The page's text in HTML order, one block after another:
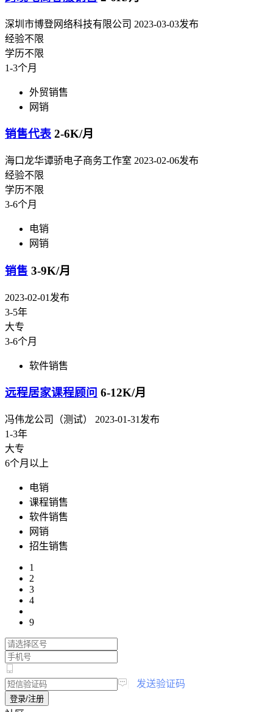
深圳市博登网络科技有限公司 2023-03-03发布
经验不限
学历不限
1-3个月
外贸销售
网销
销售代表 2-6K/月
海口龙华谭骄电子商务工作室 2023-02-06发布
经验不限
学历不限
3-6个月
电销
网销
销售 3-9K/月
2023-02-01发布
3-5年
大专
3-6个月
软件销售
远程居家课程顾问 6-12K/月
冯伟龙公司（测试）
2023-01-31发布
1-3年
大专
6个月以上
电销
课程销售
软件销售
网销
招生销售
1
2
3
4
9
发送验证码
登录/注册